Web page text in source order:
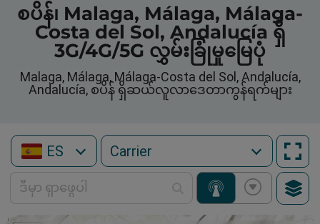
စပိန်၊ Malaga, Málaga, Málaga-
Costa del Sol, Andalucía ရှိ
3G/4G/5G လွှမ်းခြုံမှုမြေပုံ
Malaga, Málaga, Málaga-Costa del Sol, Andalucía,
Andalucía, စပိန် ရှိဆယ်လူလာဒေတာကွန်ရက်များ
ES